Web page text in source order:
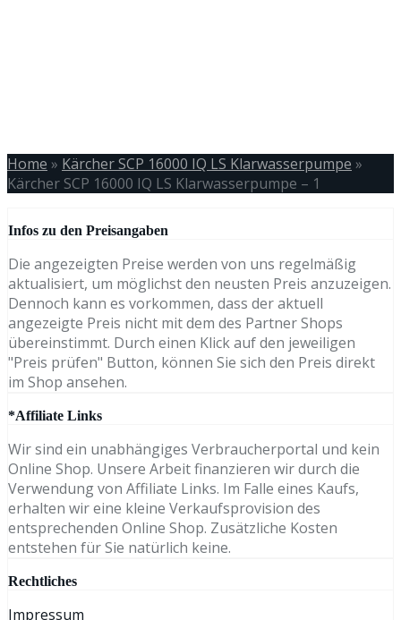
Home » Kärcher SCP 16000 IQ LS Klarwasserpumpe »
Kärcher SCP 16000 IQ LS Klarwasserpumpe – 1
Infos zu den Preisangaben
Die angezeigten Preise werden von uns regelmäßig
aktualisiert, um möglichst den neusten Preis anzuzeigen.
Dennoch kann es vorkommen, dass der aktuell
angezeigte Preis nicht mit dem des Partner Shops
übereinstimmt. Durch einen Klick auf den jeweiligen
"Preis prüfen" Button, können Sie sich den Preis direkt
im Shop ansehen.
*Affiliate Links
Wir sind ein unabhängiges Verbraucherportal und kein
Online Shop. Unsere Arbeit finanzieren wir durch die
Verwendung von Affiliate Links. Im Falle eines Kaufs,
erhalten wir eine kleine Verkaufsprovision des
entsprechenden Online Shop. Zusätzliche Kosten
entstehen für Sie natürlich keine.
Rechtliches
Impressum